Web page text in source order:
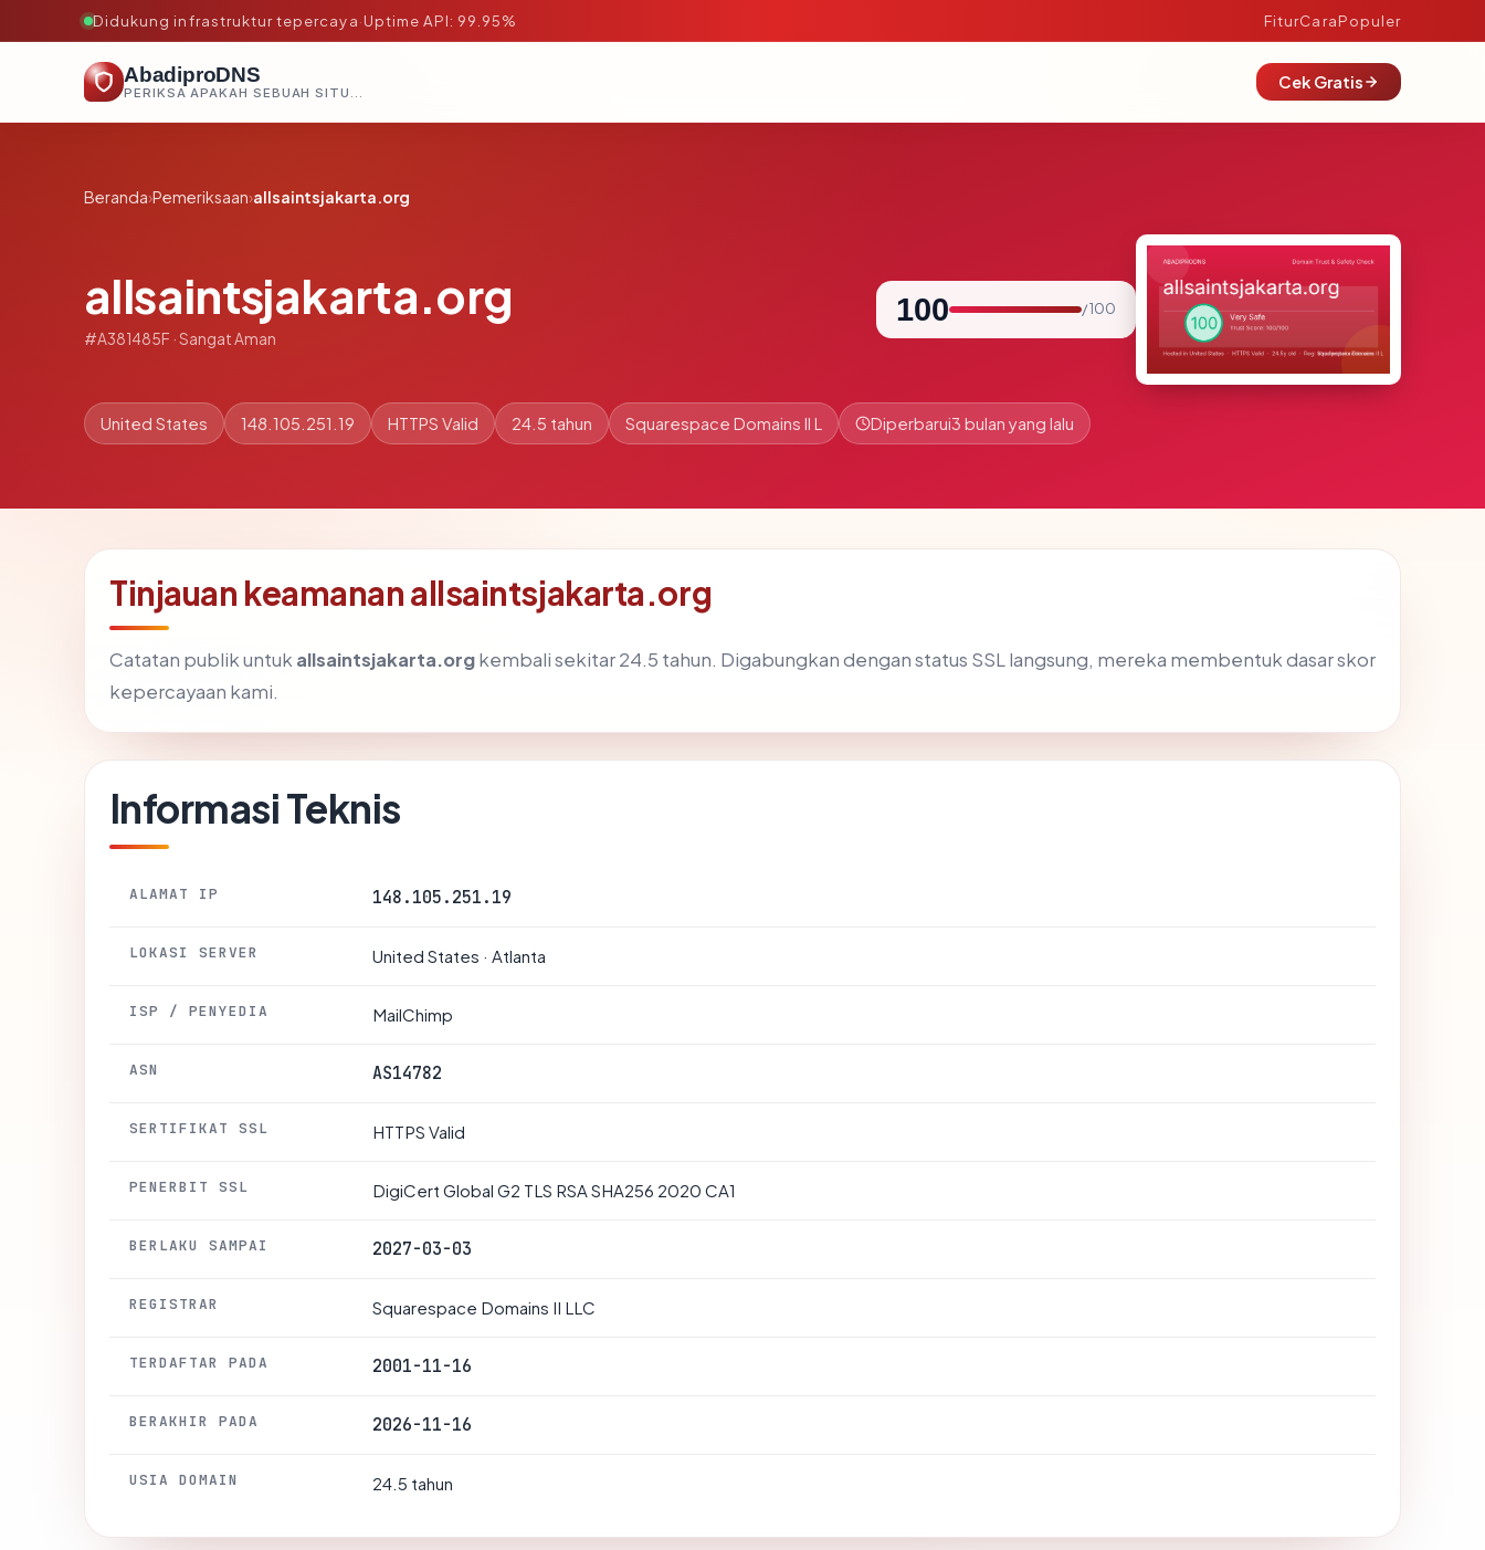
Didukung infrastruktur tepercaya·Uptime API: 99.95% FiturCaraPopuler
AbadiproDNS
PERIKSA APAKAH SEBUAH SITUS AMAN, TEPERCAYA, DAN TERVERIFIKASI DALAM HITUNGAN DETIK.
Cek Gratis
Beranda›Pemeriksaan›allsaintsjakarta.org
allsaintsjakarta.org
#A381485F · Sangat Aman
100 / 100
United States 148.105.251.19 HTTPS Valid 24.5 tahun Squarespace Domains II L Diperbarui3 bulan yang lalu
Tinjauan keamanan allsaintsjakarta.org
Catatan publik untuk allsaintsjakarta.orgkembali sekitar 24.5 tahun. Digabungkan dengan status SSL langsung, mereka membentuk dasar skor
kepercayaan kami.
Informasi Teknis
ALAMAT IP 148.105.251.19
LOKASI SERVER United States · Atlanta
ISP / PENYEDIA MailChimp
ASN AS14782
SERTIFIKAT SSL HTTPS Valid
PENERBIT SSL DigiCert Global G2 TLS RSA SHA256 2020 CA1
BERLAKU SAMPAI 2027-03-03
REGISTRAR Squarespace Domains II LLC
TERDAFTAR PADA 2001-11-16
BERAKHIR PADA 2026-11-16
USIA DOMAIN 24.5 tahun